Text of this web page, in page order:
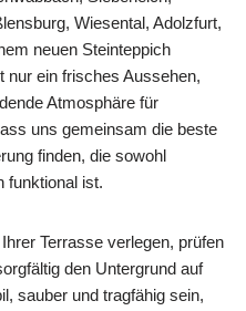
Wiesental, Adolzfurt,
neuen Steinteppich
nur ein frisches Aussehen,
Atmosphäre für
uns gemeinsam die beste
finden, die sowohl
funktional ist.
Terrasse verlegen, prüfen
den Untergrund auf
sauber und tragfähig sein,